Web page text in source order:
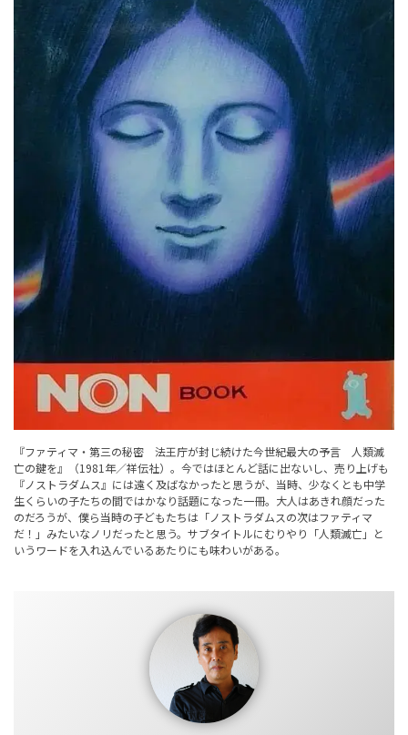
『ファティマ・第三の秘密 法王庁が封じ続けた今世紀最大の予言 人類滅
亡の鍵を』（1981年／祥伝社）。今ではほとんど話に出ないし、売り上げも
『ノストラダムス』には遠く及ばなかったと思うが、当時、少なくとも中学
生くらいの子たちの間ではかなり話題になった一冊。大人はあきれ顔だった
のだろうが、僕ら当時の子どもたちは「ノストラダムスの次はファティマ
だ！」みたいなノリだったと思う。サブタイトルにむりやり「人類滅亡」と
いうワードを入れ込んでいるあたりにも味わいがある。